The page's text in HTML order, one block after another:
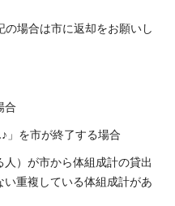
場合は市に返却をお願いし
合
」を市が終了する場合
）が市から体組成計の貸出
い重複している体組成計があ